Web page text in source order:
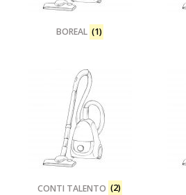
BOREAL (1)
CONTI TALENTO (2)